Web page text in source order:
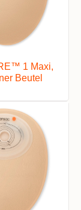
1 Maxi,
Beutel